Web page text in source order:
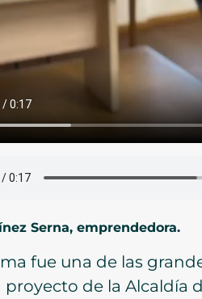
Serna, emprendedora.
fue una de las
proyecto de la Alcaldía